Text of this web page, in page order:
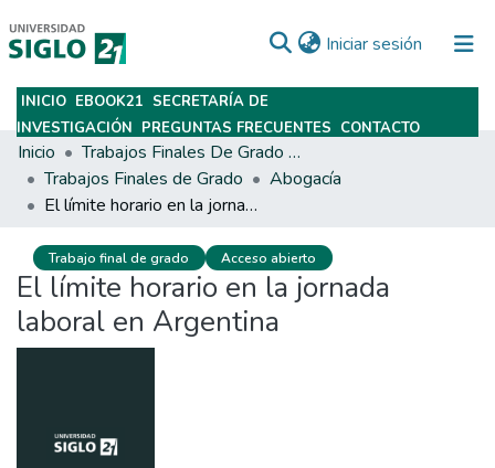
Iniciar sesión (current)
Subir
INICIO EBOOK21 SECRETARÍA DE
INVESTIGACIÓN PREGUNTAS FRECUENTES CONTACTO
Inicio
Trabajos Finales De Grado Y Posgrado
Trabajos Finales de Grado
Abogacía
El límite horario en la jornada laboral en Argentina
Trabajo final de grado Acceso abierto
El límite horario en la jornada
laboral en Argentina